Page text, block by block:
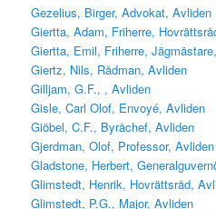
Gezelius, Birger, Advokat, Avliden
Giertta, Adam, Friherre,
Giertta, Emil, Friherre,
Giertz, Nils, Rådman, Avliden
Gilljam, G.F., , Avliden
Gisle, Carl Olof, Envoyé, Avliden
Giöbel, C.F., Byråchef, Avliden
Gjerdman, Olof, Professor, Avliden
Gladstone, Herbert,
Glimstedt, Henrik, Hovrättsråd,
Glimstedt, P.G., Major, Avliden